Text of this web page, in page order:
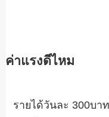
ค่าแรงดีไหม
รายได้วันละ 300บ